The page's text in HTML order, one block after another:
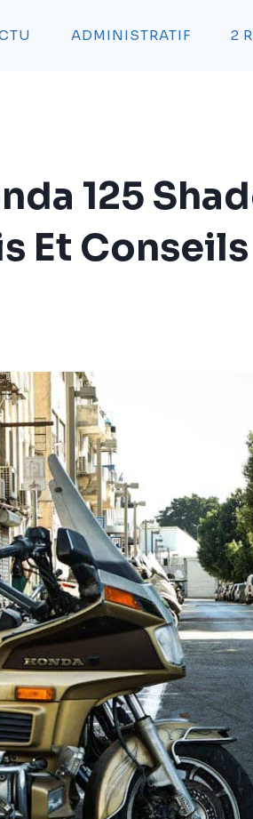
ADMINISTRATIF 2
125
Et Conseils